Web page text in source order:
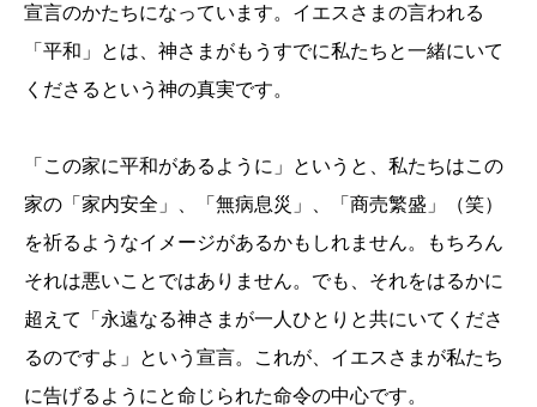
宣言のかたちになっています。イエスさまの言われる
「平和」とは、神さまがもうすでに私たちと一緒にいて
くださるという神の真実です。
「この家に平和があるように」というと、私たちはこの
家の「家内安全」、「無病息災」、「商売繁盛」（笑）
を祈るようなイメージがあるかもしれません。もちろん
それは悪いことではありません。でも、それをはるかに
超えて「永遠なる神さまが一人ひとりと共にいてくださ
るのですよ」という宣言。これが、イエスさまが私たち
に告げるようにと命じられた命令の中心です。